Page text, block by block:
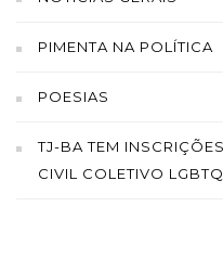
PIMENTA NA POLÍTICA
POESIAS
TJ-BA TEM
CIVIL COLETIVO